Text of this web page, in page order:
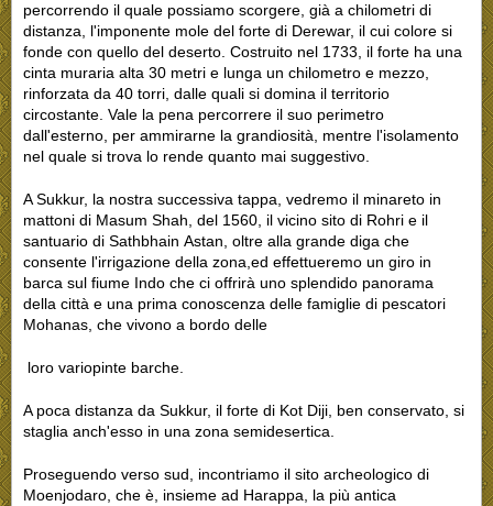
percorrendo il quale possiamo scorgere, già a chilometri di
distanza, l'imponente mole del forte di Derewar, il cui colore si
fonde con quello del deserto. Costruito nel 1733, il forte ha una
cinta muraria alta 30 metri e lunga un chilometro e mezzo,
rinforzata da 40 torri, dalle quali si domina il territorio
circostante. Vale la pena percorrere il suo perimetro
dall'esterno, per ammirarne la grandiosità, mentre l'isolamento
nel quale si trova lo rende quanto mai suggestivo.
A Sukkur, la nostra successiva tappa, vedremo il minareto in
mattoni di Masum Shah, del 1560, il vicino sito di Rohri e il
santuario di Sathbhain Astan, oltre alla grande diga che
consente l'irrigazione della zona,ed effettueremo un giro in
barca sul fiume Indo che ci offrirà uno splendido panorama
della città e una prima conoscenza delle famiglie di pescatori
Mohanas, che vivono a bordo delle
loro variopinte barche.
A poca distanza da Sukkur, il forte di Kot Diji, ben conservato, si
staglia anch'esso in una zona semidesertica.
Proseguendo verso sud, incontriamo il sito archeologico di
Moenjodaro, che è, insieme ad Harappa, la più antica